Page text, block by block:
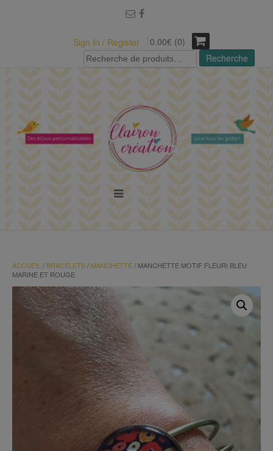
Sign In / Register
0.00€ (0)
Recherche
pour :
Recherche
ACCUEIL / BRACELETS/ MANCHETTE/ MANCHETTE MOTIF FLEURI BLEU
MARINE ET ROUGE